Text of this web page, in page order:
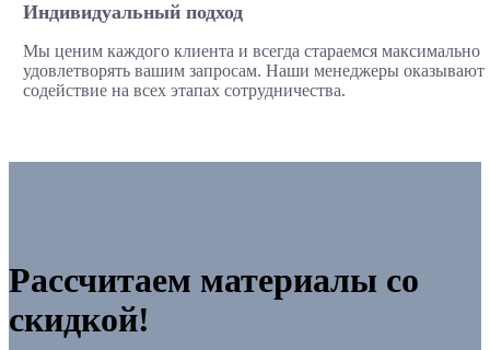
Индивидуальный подход
Мы ценим каждого клиента и всегда стараемся максимально
удовлетворять вашим запросам. Наши менеджеры оказывают
содействие на всех этапах сотрудничества.
Рассчитаем материалы со
скидкой!